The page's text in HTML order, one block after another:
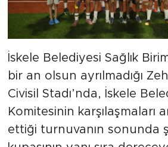
İskele Belediyesi Sağlık
bir an olsun ayrılmadığı
Civisil Stadı’nda, İskele
Komitesinin karşılaşmaları
ettiği turnuvanın sonunda